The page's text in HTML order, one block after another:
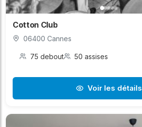
Cotton Club
06400 Cannes
75 debout 50 assises
Voir les détails